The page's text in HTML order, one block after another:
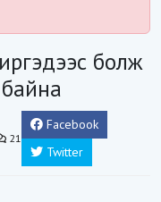
иргэдээс болж
21
Facebook
Twitter